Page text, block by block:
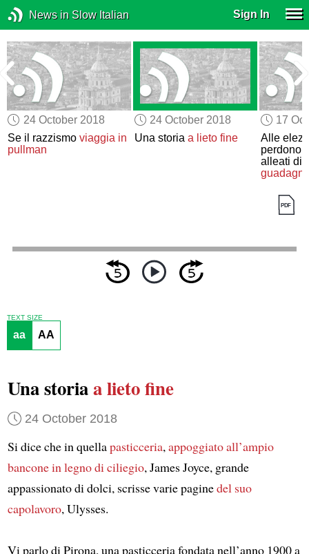
News in Slow Italian Sign In
24 October 2018
Se il razzismoviaggia in
pullman
24 October 2018
Una storia a lieto fine
17
Alle
perdono
alleati di
TEXT SIZE
aa AA
Una storiaa lieto fine
24 October 2018
Si dice che in quellapasticceria,appoggiato all’ampio
bancone in legno di ciliegio, James Joyce, grande
appassionato di dolci, scrisse varie paginedel suo
capolavoro, Ulysses.
Vi parlo di Pirona, una pasticceria fondata nell’anno 1900 a